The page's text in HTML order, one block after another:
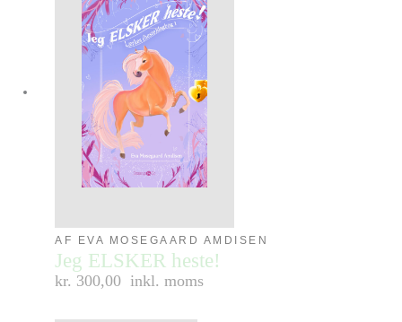
AF EVA MOSEGAARD AMDISEN
Jeg ELSKER heste!
kr. 300,00 inkl. moms